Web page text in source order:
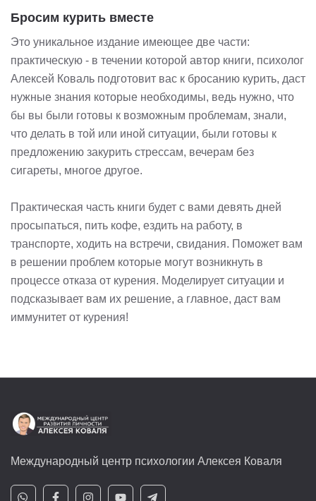
Бросим курить вместе
Это уникальное издание имеющее две части:
практическую - в течении которой автор книги, психолог
Алексей Коваль подготовит вас к бросанию курить, даст
нужные знания которые необходимы, ведь нужно, что
бы вы были готовы к возможным проблемам, знали,
что делать в той или иной ситуации, были готовы к
предложению закурить стрессам, вечерам без
сигареты, многое другое.
Практическая часть книги будет с вами девять дней
просыпаться, пить кофе, ездить на работу, в
транспорте, ходить на встречи, свидания. Поможет вам
в решении проблем которые могут возникнуть в
процессе отказа от курения. Моделирует ситуации и
подсказывает вам их решение, а главное, даст вам
иммунитет от курения!
Международный центр психологии Алексея Коваля